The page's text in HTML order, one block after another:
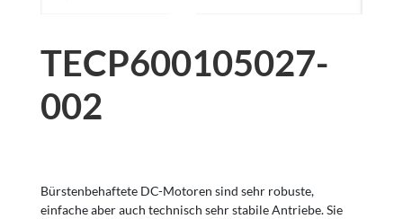
TECP600105027-
002
Bürstenbehaftete DC-Motoren sind sehr robuste,
einfache aber auch technisch sehr stabile Antriebe. Sie